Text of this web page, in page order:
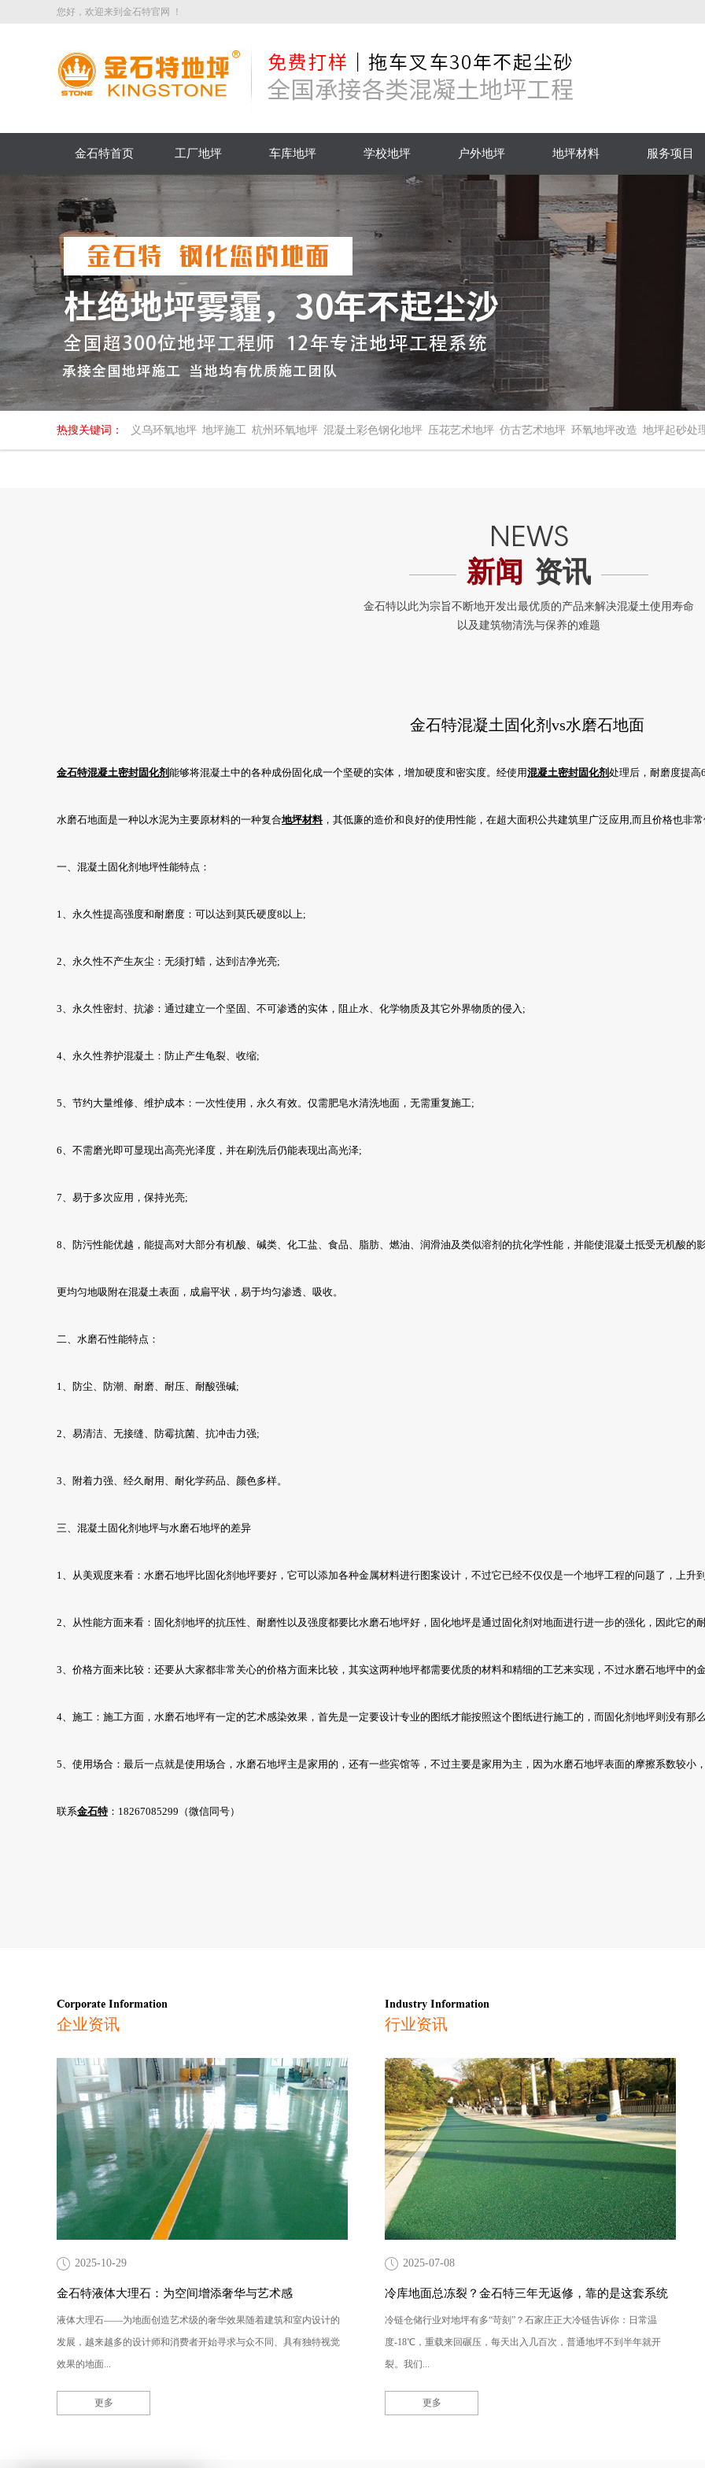
您好，欢迎来到金石特官网 ！
金石特首页 工厂地坪 车库地坪 学校地坪 户外地坪 地坪材料 服务项目
热搜关键词： 义乌环氧地坪 地坪施工 杭州环氧地坪 混凝土彩色钢化地坪 压花艺术地坪 仿古艺术地坪 环氧地坪改造 地坪起砂处
新闻 资讯
金石特混凝土固化剂vs水磨石地面
金石特混凝土密封固化剂能够将混凝土中的各种成份固化成一个坚硬的实体，增加硬度和密实度。经使用混凝土密封固化剂处理后，耐磨度提高
水磨石地面是一种以水泥为主要原材料的一种复合地坪材料，其低廉的造价和良好的使用性能，在超大面积公共建筑里广泛应用,而且价格也非
一、混凝土固化剂地坪性能特点：
1、永久性提高强度和耐磨度：可以达到莫氏硬度8以上;
2、永久性不产生灰尘：无须打蜡，达到洁净光亮;
3、永久性密封、抗渗：通过建立一个坚固、不可渗透的实体，阻止水、化学物质及其它外界物质的侵入;
4、永久性养护混凝土：防止产生龟裂、收缩;
5、节约大量维修、维护成本：一次性使用，永久有效。仅需肥皂水清洗地面，无需重复施工;
6、不需磨光即可显现出高亮光泽度，并在刷洗后仍能表现出高光泽;
7、易于多次应用，保持光亮;
8、防污性能优越，能提高对大部分有机酸、碱类、化工盐、食品、脂肪、燃油、润滑油及类似溶剂的抗化学性能，并能使混凝土抵受无机酸的
更均匀地吸附在混凝土表面，成扁平状，易于均匀渗透、吸收。
二、水磨石性能特点：
1、防尘、防潮、耐磨、耐压、耐酸强碱;
2、易清洁、无接缝、防霉抗菌、抗冲击力强;
3、附着力强、经久耐用、耐化学药品、颜色多样。
三、混凝土固化剂地坪与水磨石地坪的差异
1、从美观度来看：水磨石地坪比固化剂地坪要好，它可以添加各种金属材料进行图案设计，不过它已经不仅仅是一个地坪工程的问题了，上
2、从性能方面来看：固化剂地坪的抗压性、耐磨性以及强度都要比水磨石地坪好，固化地坪是通过固化剂对地面进行进一步的强化，因此它的
3、价格方面来比较：还要从大家都非常关心的价格方面来比较，其实这两种地坪都需要优质的材料和精细的工艺来实现，不过水磨石地坪中的
4、施工：施工方面，水磨石地坪有一定的艺术感染效果，首先是一定要设计专业的图纸才能按照这个图纸进行施工的，而固化剂地坪则没有
5、使用场合：最后一点就是使用场合，水磨石地坪主是家用的，还有一些宾馆等，不过主要是家用为主，因为水磨石地坪表面的摩擦系数较
联系金石特：18267085299（微信同号）
Corporate Information
企业资讯
2025-10-29
金石特液体大理石：为空间增添奢华与艺术感
液体大理石——为地面创造艺术级的奢华效果随着建筑和室内设计的
发展，越来越多的设计师和消费者开始寻求与众不同、具有独特视觉
效果的地面...
更多
Industry Information
行业资讯
2025-07-08
冷库地面总冻裂？金石特三年无返修，靠的是这套系统
冷链仓储行业对地坪有多“苛刻”？石家庄正大冷链告诉你：日常温
度-18℃，重载来回碾压，每天出入几百次，普通地坪不到半年就开
裂。我们...
更多